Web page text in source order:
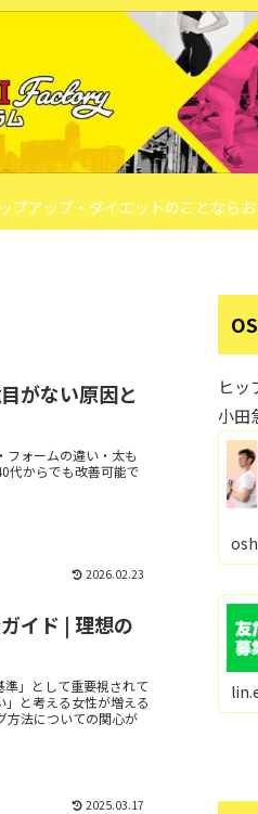
プアップ・ダイエットのことなら
がない原因と
フォームの違い・太も
代からでも改善可能で
2026.02.23
イド | 理想の
」として重要視されて
と考える女性が増える
方法についての関心が
2025.03.17
ヒッ
小田